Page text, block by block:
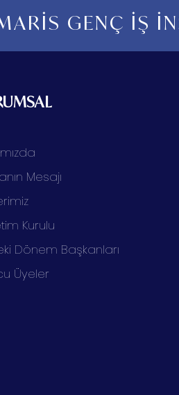
GENÇ İŞ
Mesajı
Kurulu
Dönem Başkanları
Üyeler